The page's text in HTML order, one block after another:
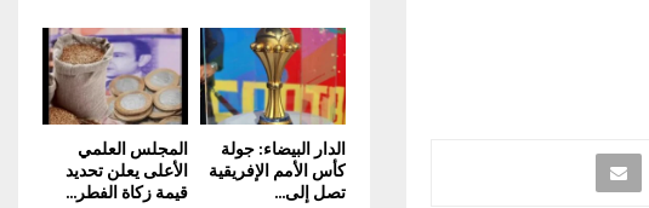
المجلس العلمي
الأعلى يعلن تحديد
قيمة زكاة الفطر...
الدار البيضاء: جولة
كأس الأمم الإفريقية
تصل إلى...